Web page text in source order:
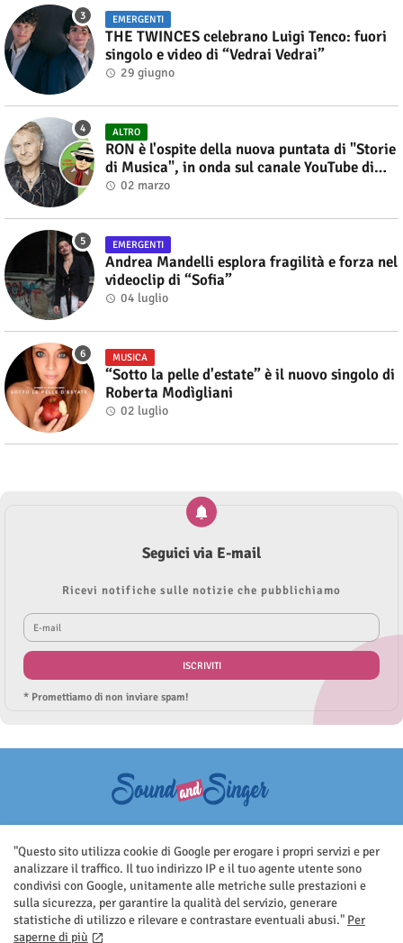
EMERGENTI
THE TWINCES celebrano Luigi Tenco: fuori
singolo e video di “Vedrai Vedrai”
29 giugno
ALTRO
RON è l'ospite della nuova puntata di "Storie
di Musica", in onda sul canale YouTube di
Alberto Salerno
02 marzo
EMERGENTI
Andrea Mandelli esplora fragilità e forza nel
videoclip di “Sofia”
04 luglio
MUSICA
“Sotto la pelle d'estate” è il nuovo singolo di
Roberta Modìgliani
02 luglio
Seguici via E-mail
Ricevi notifiche sulle notizie che pubblichiamo
* Promettiamo di non inviare spam!
aggiornato senza nessuna periodicità. Non può pertanto considerarsi
un prodotto editoriale ai sensi della legge n.62 del 7.03.2001
"Questo sito utilizza cookie di Google per erogare i propri servizi e per
analizzare il traffico. Il tuo indirizzo IP e il tuo agente utente sono
condivisi con Google, unitamente alle metriche sulle prestazioni e
sulla sicurezza, per garantire la qualità del servizio, generare
statistiche di utilizzo e rilevare e contrastare eventuali abusi." Per
saperne di più